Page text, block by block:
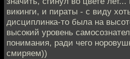
викинги, и пираты - с виду
дисциплинка-то была на
высокий уровень
понимания, ради чего
смиряем))